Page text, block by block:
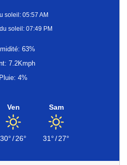
soleil: 05:57 AM
soleil: 07:49 PM
63%
7.2Kmph
Pluie: 4%
Ven
30°/26°
Sam
31°/27°